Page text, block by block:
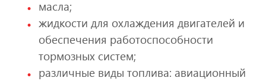
масла;
жидкости для охлаждения двигателей и
обеспечения работоспособности
тормозных систем;
различные виды топлива: авиационный